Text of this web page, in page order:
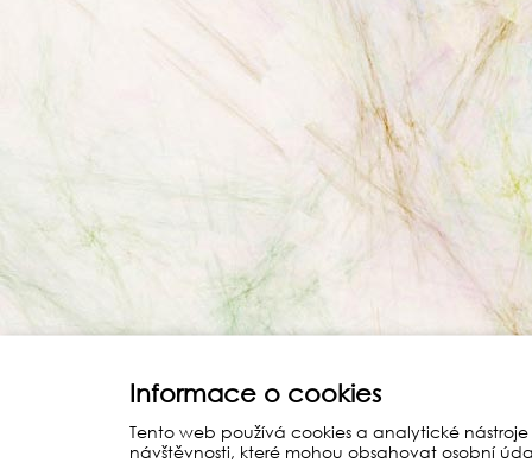
Informace o cookies
Tento web používá cookies a analytické
návštěvnosti, které mohou obsahovat osobní